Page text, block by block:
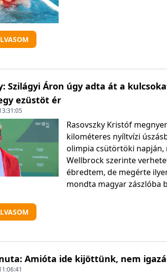
Szilágyi Áron úgy adta át a
ezüstöt ér
Rasovszky Kristóf
kilométeres nyíltvízi
olimpia csütörtöki napján,
Wellbrock szerinte
ébredtem, de megérte
mondta magyar zászlóba
Amióta ide kijöttünk, nem